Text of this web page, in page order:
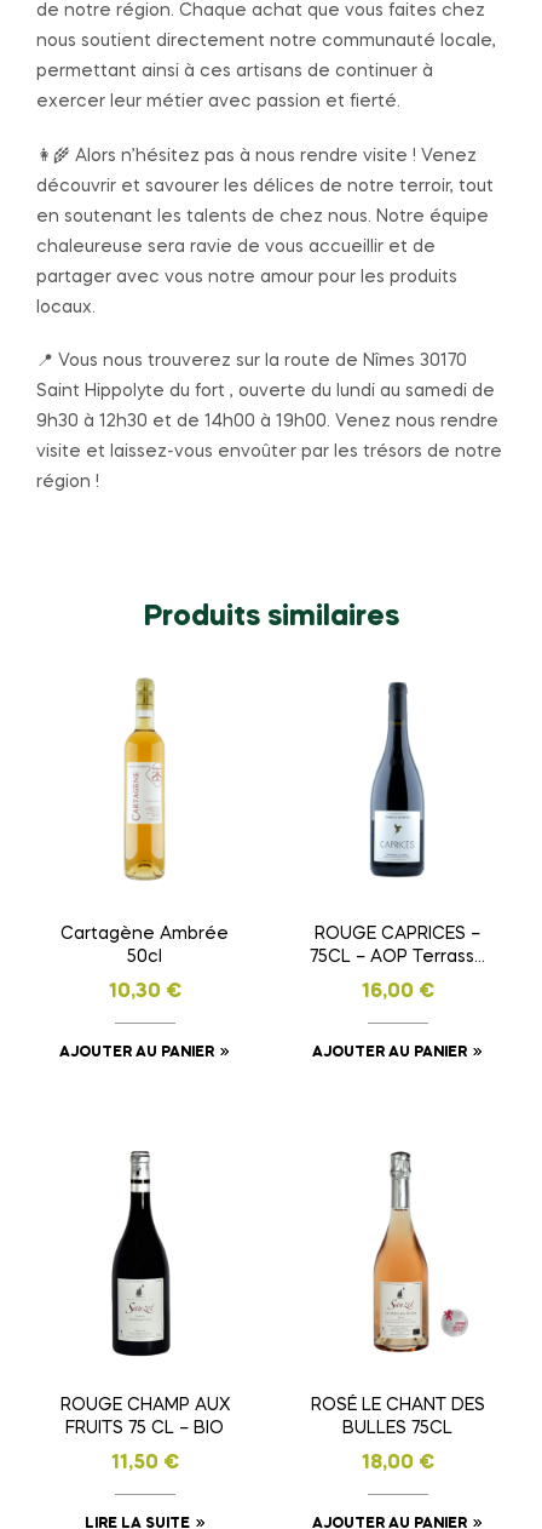
de notre région. Chaque achat que vous faites chez
nous soutient directement notre communauté locale,
permettant ainsi à ces artisans de continuer à
exercer leur métier avec passion et fierté.
👩‍🌾 Alors n’hésitez pas à nous rendre visite ! Venez
découvrir et savourer les délices de notre terroir, tout
en soutenant les talents de chez nous. Notre équipe
chaleureuse sera ravie de vous accueillir et de
partager avec vous notre amour pour les produits
locaux.
📍 Vous nous trouverez sur la route de Nîmes 30170
Saint Hippolyte du fort , ouverte du lundi au samedi de
9h30 à 12h30 et de 14h00 à 19h00. Venez nous rendre
visite et laissez-vous envoûter par les trésors de notre
région !
Produits similaires
Cartagène Ambrée
50cl
10,30 €
AJOUTER AU PANIER
ROUGE CAPRICES –
75CL – AOP Terrasse
du Larzac
16,00 €
AJOUTER AU PANIER
ROUGE CHAMP AUX
FRUITS 75 CL – BIO
11,50 €
LIRE LA SUITE
ROSÉ LE CHANT DES
BULLES 75CL
18,00 €
AJOUTER AU PANIER